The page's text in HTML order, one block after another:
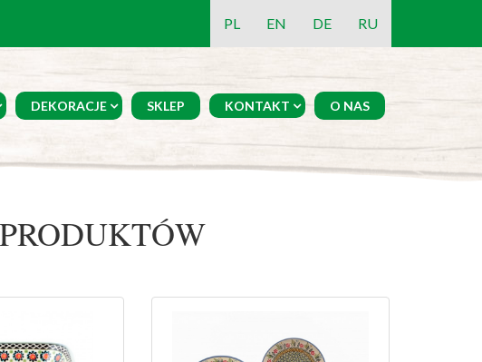
PL EN DE RU
DEKORACJE SKLEP KONTAKT O NAS